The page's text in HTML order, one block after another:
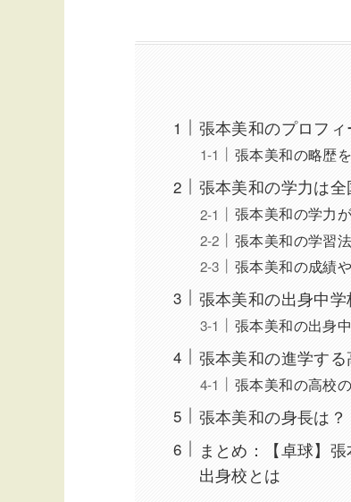
張本美和のプロフ
張本美和の略歴
張本美和の学力は全
張本美和の学力
張本美和の学習
張本美和の成績
張本美和の出身中学
張本美和の出身
張本美和の進学する
張本美和の高校
張本美和の身長は？
まとめ：【卓球】
出身校とは